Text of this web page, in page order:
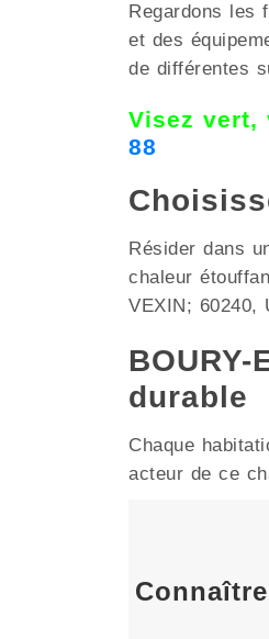
Regardons les
et des
de différentes
Visez vert,
88
Résider dans
chaleur
VEXIN; 60240,
durable
Chaque
acteur de ce